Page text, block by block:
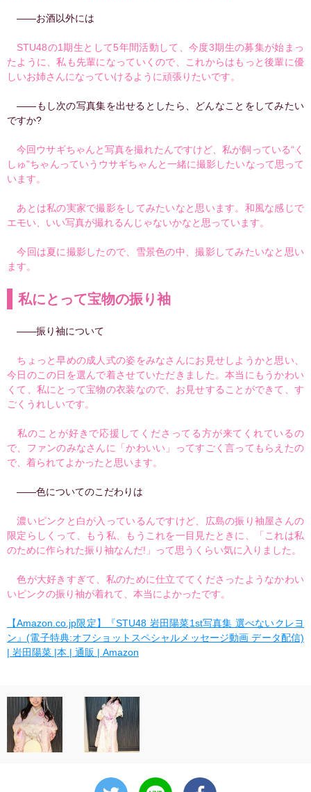
――お酒以外には
STU48の1期生として5年間活動して、今度3期生の募集が始まっ
たように、私も先輩になっていくので、これからはもっと後輩に優
しいお姉さんになっていけるように頑張りたいです。
――もし次の写真集を出せるとしたら、どんなことをしてみたい
ですか?
今回ウサギちゃんと写真を撮れたんですけど、私が飼っている“く
しゅ”ちゃんっていうウサギちゃんと一緒に撮影したいなって思って
います。
あとは私の実家で撮影をしてみたいなと思います。和風な感じで
エモい、いい写真が撮れるんじゃないかなと思っています。
今回は夏に撮影したので、雪景色の中、撮影してみたいなと思い
ます。
私にとって宝物の振り袖
――振り袖について
ちょっと早めの成人式の姿をみなさんにお見せしようかと思い、
今日のこの日を選んで着させていただきました。本当にもうかわい
くて、私にとって宝物の衣装なので、お見せすることができて、す
ごくうれしいです。
私のことが好きで応援してくださってる方が来てくれているの
で、ファンのみなさんに「かわいい」ってすごく言ってもらえたの
で、着られてよかったと思います。
――色についてのこだわりは
濃いピンクと白が入っているんですけど、広島の振り袖屋さんの
限定らしくって、もう私、もうこれを一目見たときに、「これは私
のために作られた振り袖なんだ!」って思うくらい気に入りました。
色が大好きすぎて、私のために仕立ててくださったようなかわい
いピンクの振り袖が着れて、本当によかったです。
【Amazon.co.jp限定】『STU48 岩田陽菜1st写真集 選べないクレヨ
ン』(電子特典:オフショットスペシャルメッセージ動画 データ配信)
| 岩田陽菜 |本 | 通販 | Amazon